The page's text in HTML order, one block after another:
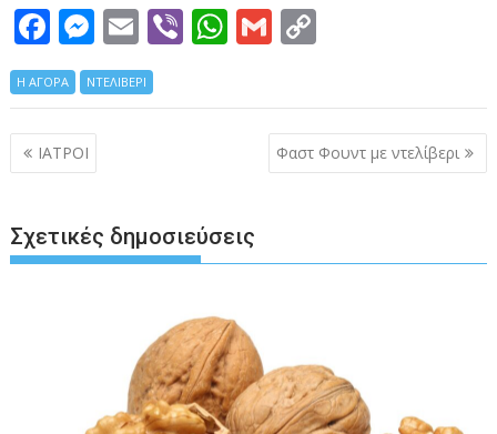
F
ac
e
b
o
k
M
e
ss
e
n
er
E
m
ai
Vi
er
W
at
p
G
ai
l
p
y
Li
Η ΑΓΟΡΑ ΝΤΕΛΙΒΕΡΙ
Πλοήγηση
άρθρων
ΙΑΤΡΟΙ Φαστ Φουντ με ντελίβερι
Σχετικές δημοσιεύσεις